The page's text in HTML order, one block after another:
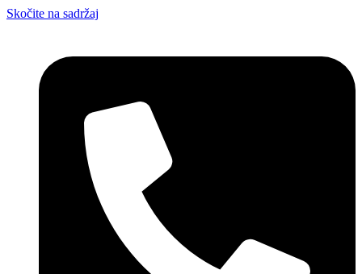
Skočite na sadržaj